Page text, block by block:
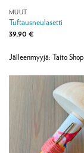
MUUT
Tuftausneulasetti
39,90 €
Jälleenmyyjä: Taito Shop